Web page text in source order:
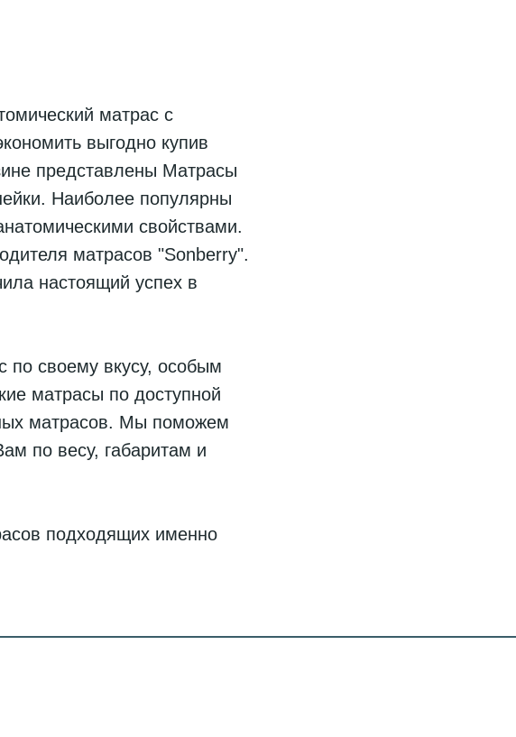
матрас с
выгодно купив
представлены Матрасы
Наиболее популярны
свойствами.
матрасов "Sonberry".
настоящий успех в
своему вкусу, особым
матрасы по доступной
матрасов. Мы поможем
по весу, габаритам и
подходящих именно